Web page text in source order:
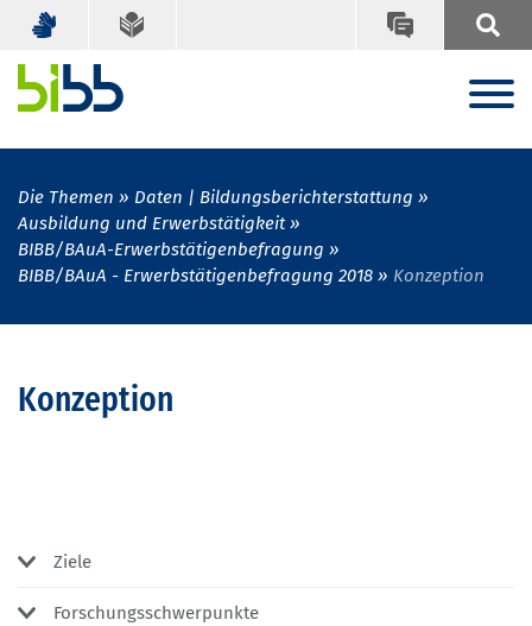
Die Themen
Daten | Bildungsberichterstattung
Ausbildung und Erwerbstätigkeit
BIBB/BAuA-Erwerbstätigenbefragung
BIBB/BAuA - Erwerbstätigenbefragung 2018
Konzeption
Konzeption
Ziele
Forschungsschwerpunkte